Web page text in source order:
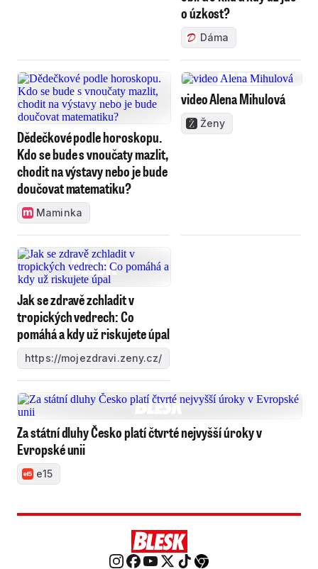
o úzkost?
Dáma
Dědečkové podle horoskopu.
Kdo se bude s vnoučaty mazlit,
chodit na výstavy nebo je bude
doučovat matematiku?
Maminka
video Alena Mihulová
Ženy
Jak se zdravě zchladit v
tropických vedrech: Co
pomáhá a kdy už riskujete úpal
https://mojezdravi.zeny.cz/
Za státní dluhy Česko platí čtvrté nejvyšší úroky v
Evropské unii
e15